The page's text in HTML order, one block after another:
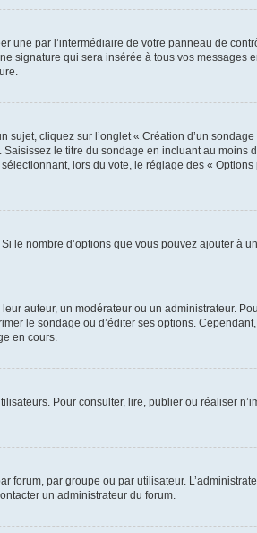
une par l’intermédiaire de votre panneau de
signature qui sera insérée à tous vos
cliquez sur l’onglet « Création d’un
le titre du sondage en incluant au
lors du vote, le réglage des «
le nombre d’options que vous pouvez ajouter
auteur, un modérateur ou un administrateur.
le sondage ou d’éditer ses options.
en cours.
Pour consulter, lire, publier ou réaliser
forum, par groupe ou par utilisateur.
un administrateur du forum.